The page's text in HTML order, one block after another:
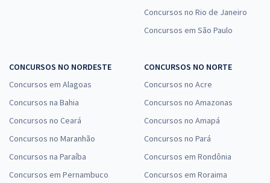
Concursos no Rio de Janeiro
Concursos em São Paulo
CONCURSOS NO NORDESTE
Concursos em Alagoas
Concursos na Bahia
Concursos no Ceará
Concursos no Maranhão
Concursos na Paraíba
Concursos em Pernambuco
CONCURSOS NO NORTE
Concursos no Acre
Concursos no Amazonas
Concursos no Amapá
Concursos no Pará
Concursos em Rondônia
Concursos em Roraima